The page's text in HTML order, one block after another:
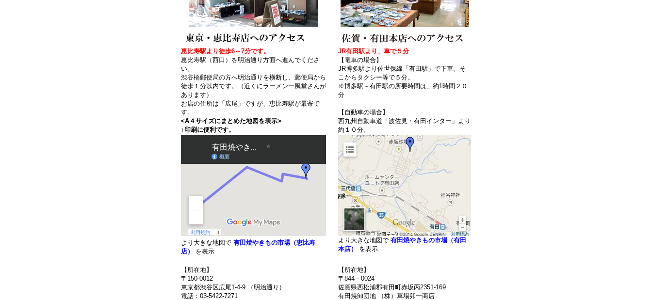
恵比寿駅より徒歩6～7分です。
恵比寿駅（西口）を明治通り方面へ進んでくださ
い。
渋谷橋郵便局の方へ明治通りを横断し、郵便局から
徒歩１分以内です。（近くにラーメン一風堂さんが
あります）
お店の住所は「広尾」ですが、恵比寿駅が最寄で
す。
<A４サイズにまとめた地図を表示>
↑印刷に便利です。
JR有田駅より、車で５分
【電車の場合】
JR博多駅より佐世保線「有田駅」で下車。そ
こからタクシー等で５分。
※博多駅～有田駅の所要時間は、約1時間２０
分
【自動車の場合】
西九州自動車道「波佐見・有田インター」より
約１０分。
より大きな地図で 有田焼やきもの市場（恵比寿
店）
を表示
より大きな地図で 有田焼やきもの市場（有田
本店）
を表示
【所在地】
〒150-0012
東京都渋谷区広尾1-4-9 （明治通り）
電話：03-5422-7271
【所在地】
〒844－0024
佐賀県西松浦郡有田町赤坂丙2351-169
有田焼卸団地 （株）草場卯一商店